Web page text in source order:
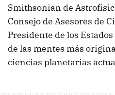
Smithsonian de
Consejo de Asesores de
Presidente de los
de las mentes más
ciencias planetarias